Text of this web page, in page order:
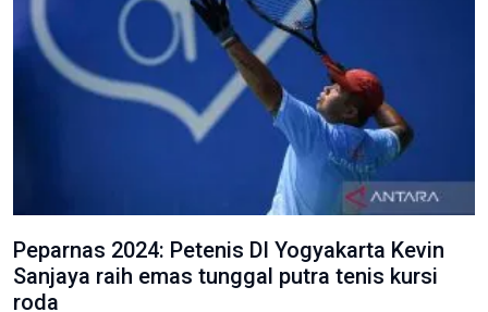
Peparnas 2024: Petenis DI Yogyakarta Kevin
Sanjaya raih emas tunggal putra tenis kursi
roda